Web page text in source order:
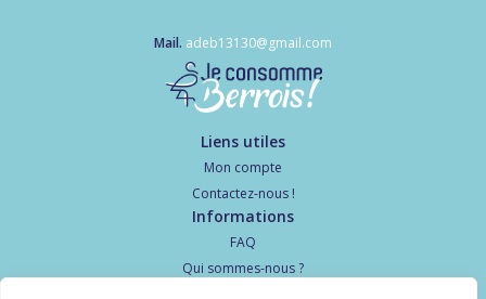
Mail. adeb13130@gmail.com
Liens utiles
Mon compte
Contactez-nous !
Informations
FAQ
Qui sommes-nous ?